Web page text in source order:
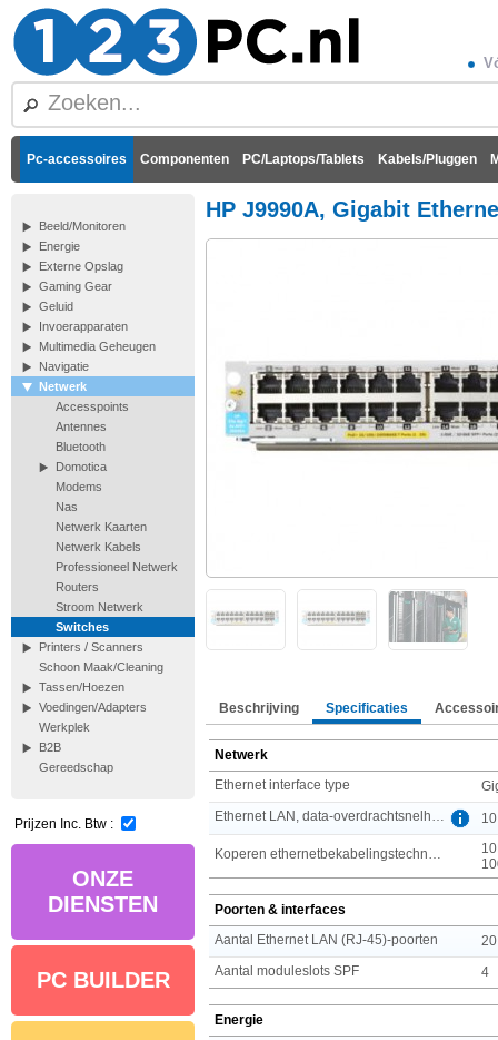
Pc-accessoires Componenten PC/Laptops/Tablets Kabels/Pluggen
Beeld/Monitoren
Energie
Externe Opslag
Gaming Gear
Geluid
Invoerapparaten
Multimedia Geheugen
Navigatie
Netwerk
Accesspoints
Antennes
Bluetooth
Domotica
Modems
Nas
Netwerk Kaarten
Netwerk Kabels
Professioneel Netwerk
Routers
Stroom Netwerk
Switches
Printers / Scanners
Schoon Maak/Cleaning
Tassen/Hoezen
Voedingen/Adapters
Werkplek
B2B
Gereedschap
Prijzen Inc. Btw :
ONZE
DIENSTEN
PC BUILDER
HP J9990A, Gigabit
Beschrijving Specificaties
Netwerk
Ethernet interface type
Poorten & interfaces
Aantal Ethernet LAN (RJ-45)-poorten
20
Aantal moduleslots SPF
4
Energie